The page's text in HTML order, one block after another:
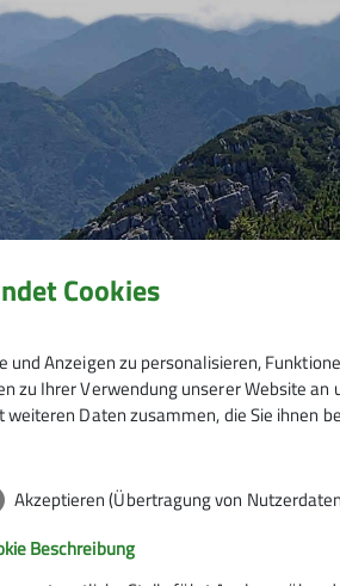
Cookies
und Anzeigen zu personalisieren,
zu Ihrer Verwendung unserer Website
Daten zusammen, die Sie ihnen
Akzeptieren (Übertragung von
Beschreibung